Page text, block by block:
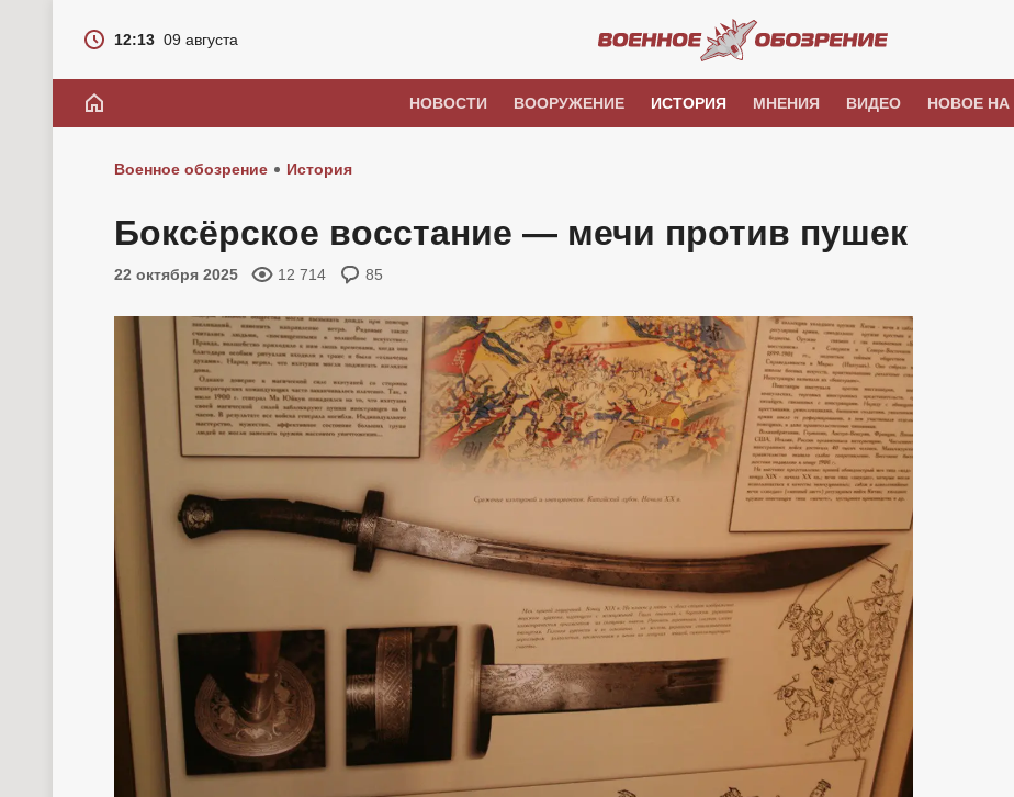
12:13 09 августа
НОВОСТИ ВООРУЖЕНИЕ ИСТОРИЯ МНЕНИЯ ВИДЕО НОВОЕ НА
Военное обозрение История
Боксёрское восстание — мечи против пушек
22 октября 2025 12 714 85